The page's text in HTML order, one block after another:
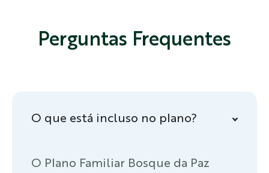
Perguntas Frequentes
O que está incluso no plano?
O Plano Familiar Bosque da Paz